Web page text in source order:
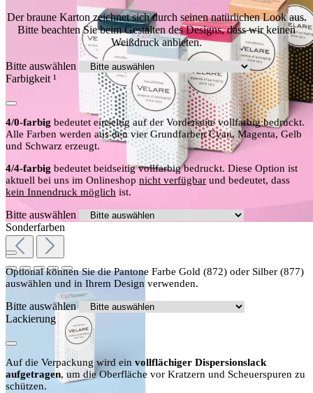
Der braune Karton zeichnet sich durch seinen natürlichen Look aus.
Bitte beachten Sie beim Gestalten des Designs, dass wir keinen
Weißdruck anbieten.
Bitte auswählen
Farbigkeit ¹
4/0-farbig bedeutet einseitig auf der Vorderseite vollfarbig bedruckt.
Alle Farben werden aus den vier Grundfarben Cyan, Magenta, Gelb
und Schwarz erzeugt.
4/4-farbig bedeutet beidseitig vollfarbig bedruckt. Diese Option ist
aktuell bei uns im Onlineshop nicht verfügbar und bedeutet, dass
kein Innendruck möglich ist.
Bitte auswählen
Sonderfarben
Optional können Sie die Pantone Farbe Gold (872) oder Silber (877)
auswählen und in Ihrem Design verwenden.
Bitte auswählen
Lackierung
Auf die Verpackung wird ein vollflächiger Dispersionslack
aufgetragen, um die Oberfläche vor Kratzern und Scheuerspuren zu
schützen.